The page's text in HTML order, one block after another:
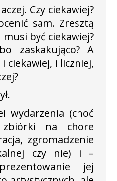
Czy ciekawiej?
sam. Zresztą
musi być ciekawiej?
zaskakująco? A
ciekawiej, i liczniej,
(choć
na chore
zgromadzenie
czy nie) i –
jej